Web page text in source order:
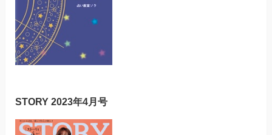
STORY 2023年4月号